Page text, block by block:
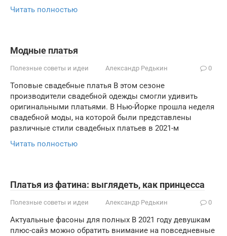
Читать полностью
Модные платья
Полезные советы и идеи Александр Редькин 0
Топовые свадебные платья В этом сезоне
производители свадебной одежды смогли удивить
оригинальными платьями. В Нью-Йорке прошла неделя
свадебной моды, на которой были представлены
различные стили свадебных платьев в 2021-м
Читать полностью
Платья из фатина: выглядеть, как принцесса
Полезные советы и идеи Александр Редькин 0
Актуальные фасоны для полных В 2021 году девушкам
плюс-сайз можно обратить внимание на повседневные